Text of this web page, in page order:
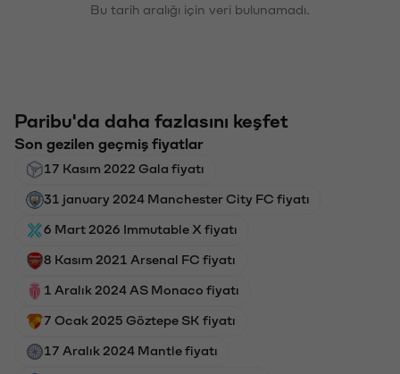
Bu tarih aralığı için veri bulunamadı.
Paribu'da daha fazlasını keşfet
Son gezilen geçmiş fiyatlar
17 Kasım 2022 Gala fiyatı
31 january 2024 Manchester City FC fiyatı
6 Mart 2026 Immutable X fiyatı
8 Kasım 2021 Arsenal FC fiyatı
1 Aralık 2024 AS Monaco fiyatı
7 Ocak 2025 Göztepe SK fiyatı
17 Aralık 2024 Mantle fiyatı